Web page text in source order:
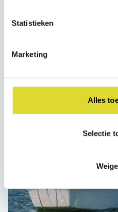
Statistieken
Marketing
Alles
Selectie
Omdat de verwachting is
Nederland vakantie gaan